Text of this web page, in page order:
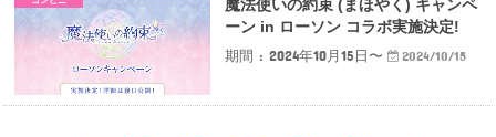
魔法使いの約束 (まほやく) キャンペ
ーン in ローソン コラボ実施決定!
期間 : 2024年10月15日〜
2024/10/15